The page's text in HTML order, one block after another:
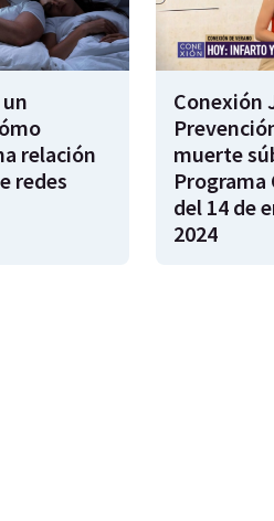
relación
redes
Conexión
muerte
del 14 de
2024